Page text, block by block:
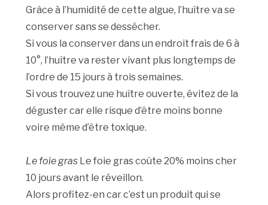
Grâce à l’humidité de cette algue, l’huître va se
conserver sans se dessécher.
Si vous la conserver dans un endroit frais de 6 à
10°, l’huître va rester vivant plus longtemps de
l’ordre de 15 jours à trois semaines.
Si vous trouvez une huître ouverte, évitez de la
déguster car elle risque d’être moins bonne
voire même d’être toxique.
Le foie gras Le foie gras coûte 20% moins cher
10 jours avant le réveillon.
Alors profitez-en car c’est un produit qui se